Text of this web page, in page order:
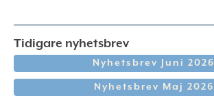
Tidigare nyhetsbrev
Nyhetsbrev Juni 2026
Nyhetsbrev Maj 2026